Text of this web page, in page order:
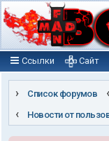
Ссылки Сайт
Список форумов
Новости от